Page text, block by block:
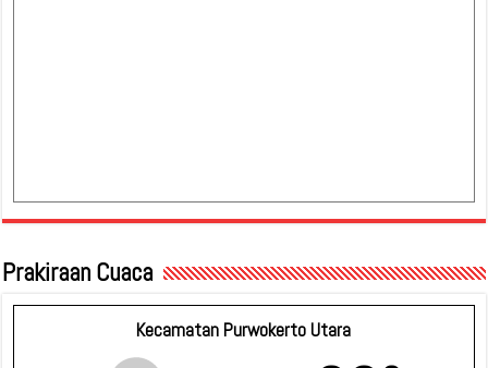
Prakiraan Cuaca
Kecamatan Purwokerto Utara